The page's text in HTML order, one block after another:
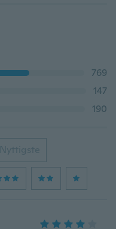
769
147
190
Nyttigste